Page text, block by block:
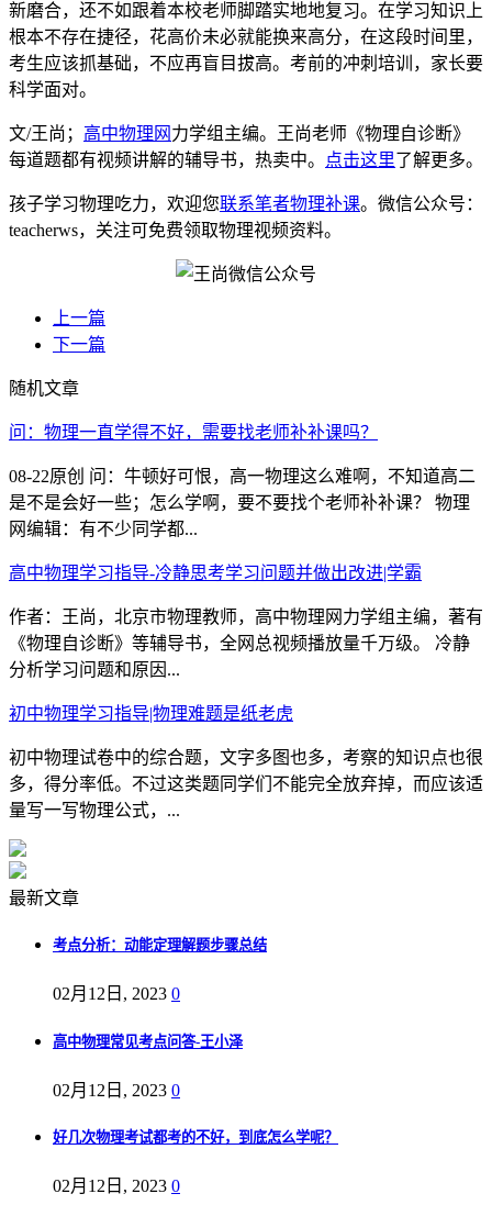
新磨合，还不如跟着本校老师脚踏实地地复习。在学习知识上
根本不存在捷径，花高价未必就能换来高分，在这段时间里，
考生应该抓基础，不应再盲目拔高。考前的冲刺培训，家长要
科学面对。
文/王尚； 高中物理网 力学组主编。王尚老师《物理自诊断》
每道题都有视频讲解的辅导书，热卖中。
点击这里了解更多。
孩子学习物理吃力，欢迎您联系笔者物理补课。微信公众号：
teacherws，关注可免费领取物理视频资料。
上一篇
下一篇
随机文章
问：物理一直学得不好，需要找老师补补课吗？
08-22原创 问：牛顿好可恨，高一物理这么难啊，不知道高二
是不是会好一些；怎么学啊，要不要找个老师补补课？ 物理
网编辑：有不少同学都...
高中物理学习指导-冷静思考学习问题并做出改进|学霸
作者：王尚，北京市物理教师，高中物理网力学组主编，著有
《物理自诊断》等辅导书，全网总视频播放量千万级。 冷静
分析学习问题和原因...
初中物理学习指导|物理难题是纸老虎
初中物理试卷中的综合题，文字多图也多，考察的知识点也很
多，得分率低。不过这类题同学们不能完全放弃掉，而应该适
量写一写物理公式，...
最新文章
考点分析：动能定理解题步骤总结
02月12日, 2023 0
高中物理常见考点问答-王小泽
02月12日, 2023 0
好几次物理考试都考的不好，到底怎么学呢？
02月12日, 2023 0